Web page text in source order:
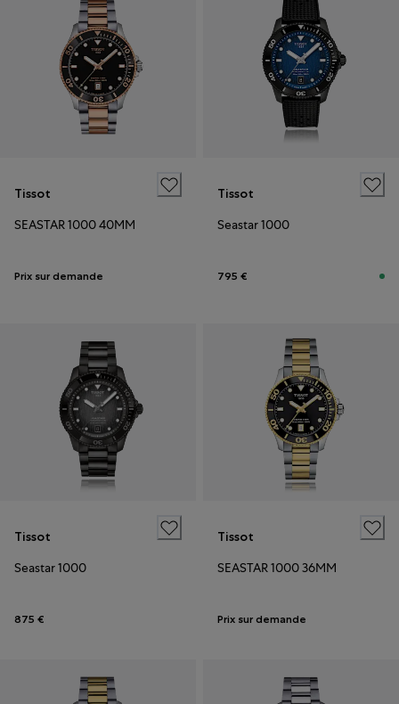
Tissot
SEASTAR 1000 40MM
Prix sur demande
Tissot
Seastar 1000
795 €
Tissot
Seastar 1000
875 €
Tissot
SEASTAR 1000 36MM
Prix sur demande